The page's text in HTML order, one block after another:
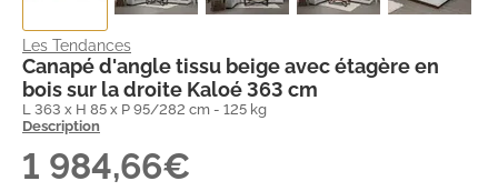
Les Tendances
Canapé d'angle tissu beige avec étagère en
bois sur la droite Kaloé 363 cm
L 363 x H 85 x P 95/282 cm - 125 kg
Description
1 984,66€